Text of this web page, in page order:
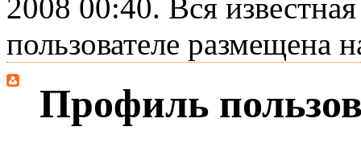
2008 00:40. Вся
пользователе размещена
Профиль